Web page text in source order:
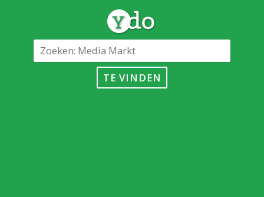
TE VINDEN